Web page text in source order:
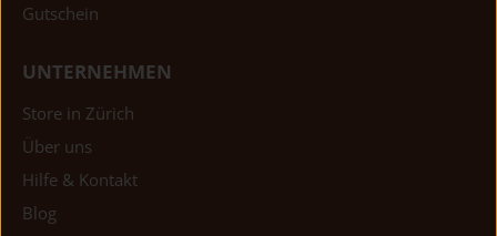
Gutschein
UNTERNEHMEN
Store in Zürich
Über uns
Hilfe & Kontakt
Blog